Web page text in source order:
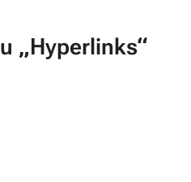
„Hyperlinks“